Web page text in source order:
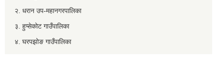
२. धरान उप-महानगरपालिका
३. हुप्सेकोट गाउँपालिका
४. घरपझोङ गाउँपालिका